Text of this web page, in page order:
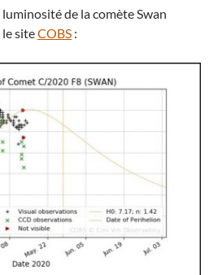
de la comète Swan
siteCOBS :